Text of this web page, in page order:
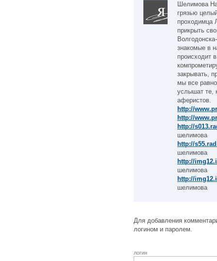
Шелимова
грязью
проходимца
прикрыть
знакомые в
происходит
закрывать,
мы все
услышат те,
аферистов.
http://
http://
http://
шелимова
http://
шелимова
http://
шелимова
http://
шелимова
Для добавления
логином и паролем.
логин